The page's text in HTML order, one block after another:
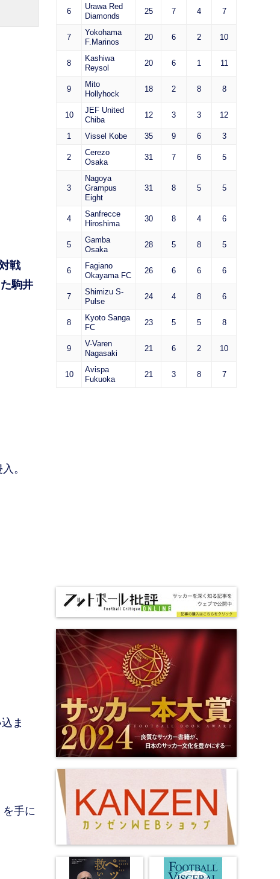
戦
駒井
。
ま
手に
6
Urawa Red
Diamonds
25 7 4 7
7
Yokohama
F.Marinos
20 6 2 10
8
Kashiwa
Reysol
20 6 1 11
9
Mito
Hollyhock
18 2 8 8
10
JEF United
Chiba
12 3 3 12
1 Vissel Kobe 35 9 6 3
2
Cerezo
Osaka
31 7 6 5
3
Nagoya
Grampus
Eight
31 8 5 5
4
Sanfrecce
Hiroshima
30 8 4 6
5
Gamba
Osaka
28 5 8 5
6
Fagiano
Okayama FC
26 6 6 6
7
Shimizu S-
Pulse
24 4 8 6
8
Kyoto Sanga
FC
23 5 5 8
9
V-Varen
Nagasaki
21 6 2 10
10
Avispa
Fukuoka
21 3 8 7